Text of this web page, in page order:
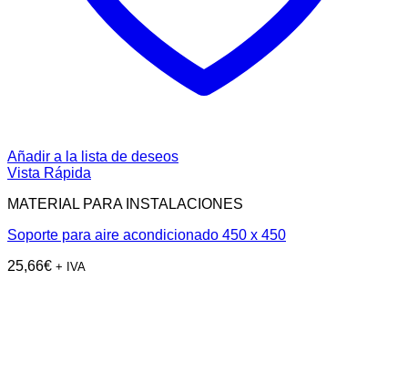
Añadir a la lista de deseos
Vista Rápida
MATERIAL PARA INSTALACIONES
Soporte para aire acondicionado 450 x 450
25,66€ + IVA